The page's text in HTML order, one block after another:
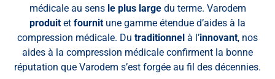
médicale au sens le plus largedu terme. Varodem
produit et fournit une gamme étendue d’aides à la
compression médicale. Du traditionnel à l’innovant, nos
aides à la compression médicale confirment la bonne
réputation que Varodem s’est forgée au fil des décennies.